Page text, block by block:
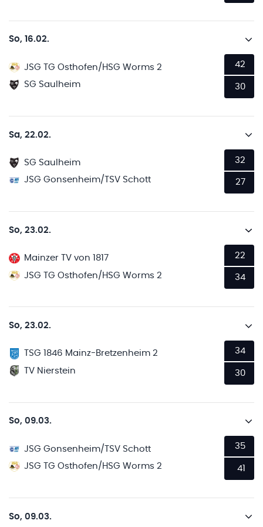
So, 16.02.
JSG TG Osthofen/HSG Worms 2
SG Saulheim
42
30
Sa, 22.02.
SG Saulheim
JSG Gonsenheim/TSV Schott
32
27
So, 23.02.
Mainzer TV von 1817
JSG TG Osthofen/HSG Worms 2
22
34
So, 23.02.
TSG 1846 Mainz-Bretzenheim 2
TV Nierstein
34
30
So, 09.03.
JSG Gonsenheim/TSV Schott
JSG TG Osthofen/HSG Worms 2
35
41
So, 09.03.